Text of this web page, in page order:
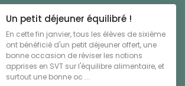
Un petit déjeuner équilibré !
En cette fin janvier, tous les élèves de sixième
ont bénéficié d'un petit déjeuner offert, une
bonne occasion de réviser les notions
apprises en SVT sur l'équilibre alimentaire, et
surtout une bonne oc ...